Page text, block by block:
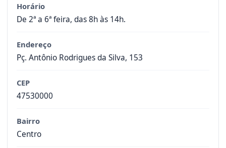
Horário
De 2ª a 6ª feira, das 8h às 14h.
Endereço
Pç. Antônio Rodrigues da Silva, 153
CEP
47530000
Bairro
Centro